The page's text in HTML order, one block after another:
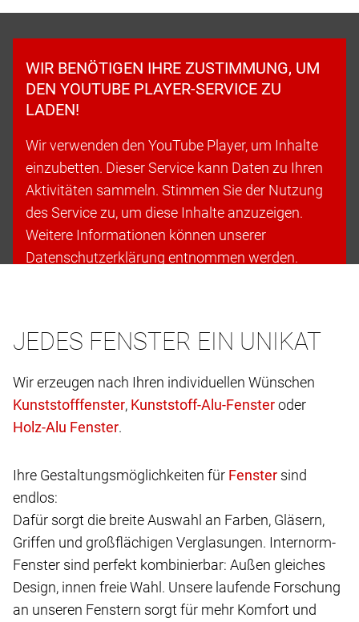
WIR BENÖTIGEN IHRE ZUSTIMMUNG, UM
DEN YOUTUBE PLAYER-SERVICE ZU
LADEN!
Wir verwenden den YouTube Player, um Inhalte
einzubetten. Dieser Service kann Daten zu Ihren
Aktivitäten sammeln. Stimmen Sie der Nutzung
des Service zu, um diese Inhalte anzuzeigen.
Weitere Informationen können unserer
Datenschutzerklärung entnommen werden.
JEDES FENSTER EIN UNIKAT
Wir erzeugen nach Ihren individuellen Wünschen
,
oder
.
Ihre Gestaltungsmöglichkeiten für
sind
endlos:
Dafür sorgt die breite Auswahl an Farben, Gläsern,
Griffen und großflächigen Verglasungen. Internorm-
Fenster sind perfekt kombinierbar: Außen gleiches
Design, innen freie Wahl. Unsere laufende Forschung
an unseren Fenstern sorgt für mehr Komfort und